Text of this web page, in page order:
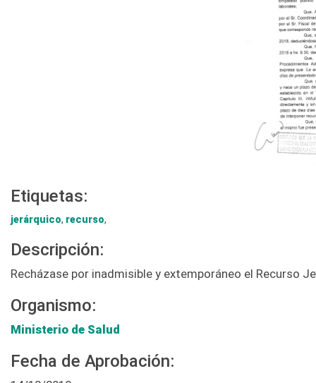
Etiquetas:
jerárquico, recurso,
Descripción:
Recházase por inadmisible y extemporáneo el Recurso
Organismo:
Ministerio de Salud
Fecha de Aprobación: